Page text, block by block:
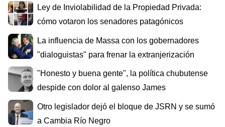
Ley de Inviolabilidad de la Propiedad Privada:
cómo votaron los senadores patagónicos
La influencia de Massa con los gobernadores
"dialoguistas" para frenar la extranjerización
"Honesto y buena gente", la política chubutense
despide con dolor al galenso James
Otro legislador dejó el bloque de JSRN y se sumó
a Cambia Río Negro